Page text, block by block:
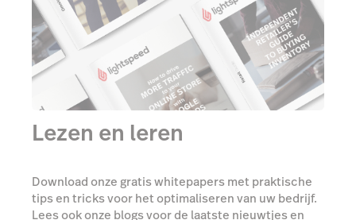
Lezen en leren
Download onze gratis whitepapers met praktische
tips en tricks voor het optimaliseren van uw bedrijf.
Lees ook onze blogs voor de laatste nieuwtjes en